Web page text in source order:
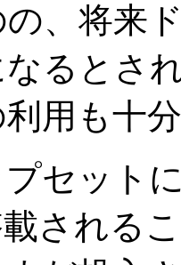
、将来
るとさ
用も十
セット
される